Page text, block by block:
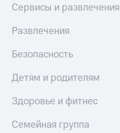
Сервисы и развлечения
Развлечения
Безопасность
Детям и родителям
Здоровье и фитнес
Семейная группа